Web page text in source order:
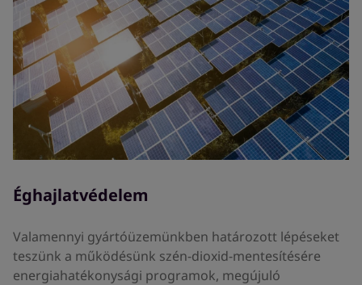
Éghajlatvédelem
Valamennyi gyártóüzemünkben határozott lépéseket
teszünk a működésünk szén-dioxid-mentesítésére
energiahatékonysági programok, megújuló